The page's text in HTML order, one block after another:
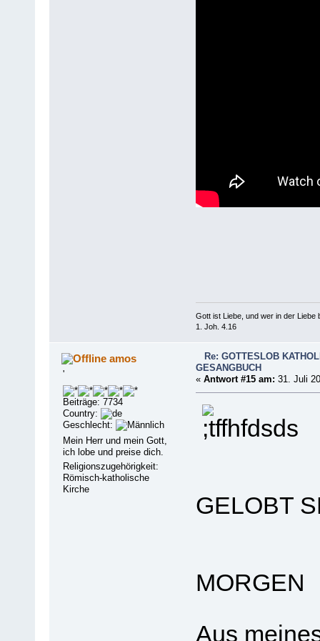
Gott ist Liebe, und wer in der Liebe
1. Joh. 4.16
amos
'
Beiträge: 7734
Country:
Geschlecht:
Mein Herr und mein Gott,
ich lobe und preise dich.
Religionszugehörigkeit:
Römisch-katholische
Kirche
Re: GOTTESLOB
GESANGBUCH
« Antwort #15 am: 31. Juli
GELOBT
MORGEN
Aus